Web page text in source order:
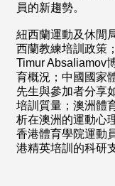
員的新趨勢。
紐西蘭運動及休閒
西蘭教練培訓政策
Timur Absaliamov
育概況；中國國家
先生與參加者分享
培訓質量；澳洲體
析在澳洲的運動心
香港體育學院運動
港精英培訓的科研